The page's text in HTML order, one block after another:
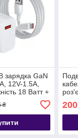
зарядка GaN
12V-1.5A,
18 Ватт +
160
₴
- 1
200